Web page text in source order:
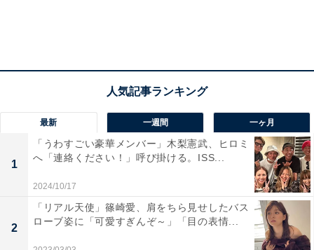
最新 一週間 一ヶ月
1
「うわすごい豪華メンバー」木梨憲武、ヒロミ
へ「連絡ください！」呼び掛ける。ISS...
2024/10/17
2
「リアル天使」篠崎愛、肩をちら見せしたバス
ローブ姿に「可愛すぎんぞ～」「目の表情...